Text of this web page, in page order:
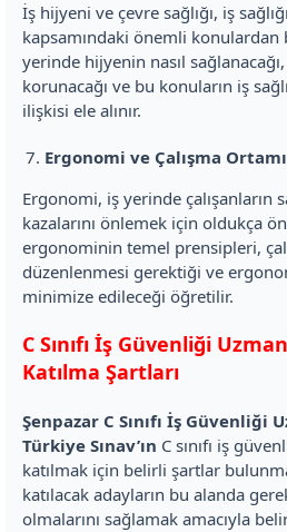
İş hijyeni ve çevre sağlığı, iş
kapsamındaki önemli konulardan
yerinde hijyenin nasıl sağlanacağı,
korunacağı ve bu konuların iş
ilişkisi ele alınır.
Ergonomi ve Çalışma
Ergonomi, iş yerinde çalışanların
kazalarını önlemek için oldukça
ergonominin temel prensipleri,
düzenlenmesi gerektiği ve
minimize edileceği öğretilir.
C Sınıfı İş Güvenliği
Katılma Şartları
Şenpazar C Sınıfı İş Güvenliği
Türkiye Sınav’ın C sınıfı iş
katılmak için belirli şartlar
katılacak adayların bu alanda
olmalarını sağlamak amacıyla